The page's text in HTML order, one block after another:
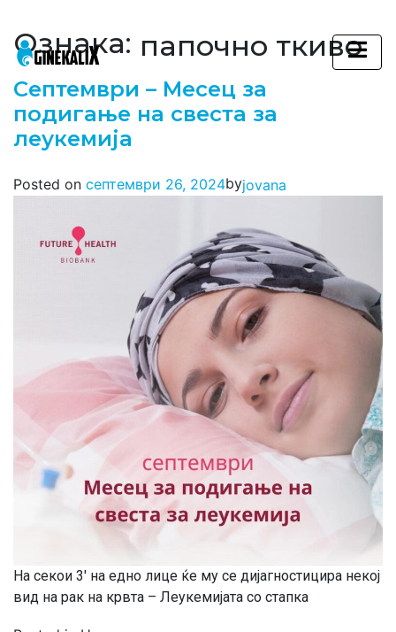
Main Navigation
Ознака: папочно ткиво
Септември – Месец за
подигање на свеста за
леукемија
Posted on септември 26, 2024byjovana
На секои 3′ на едно лице ќе му се дијагностицира некој
вид на рак на крвта – Леукемијата со стапка